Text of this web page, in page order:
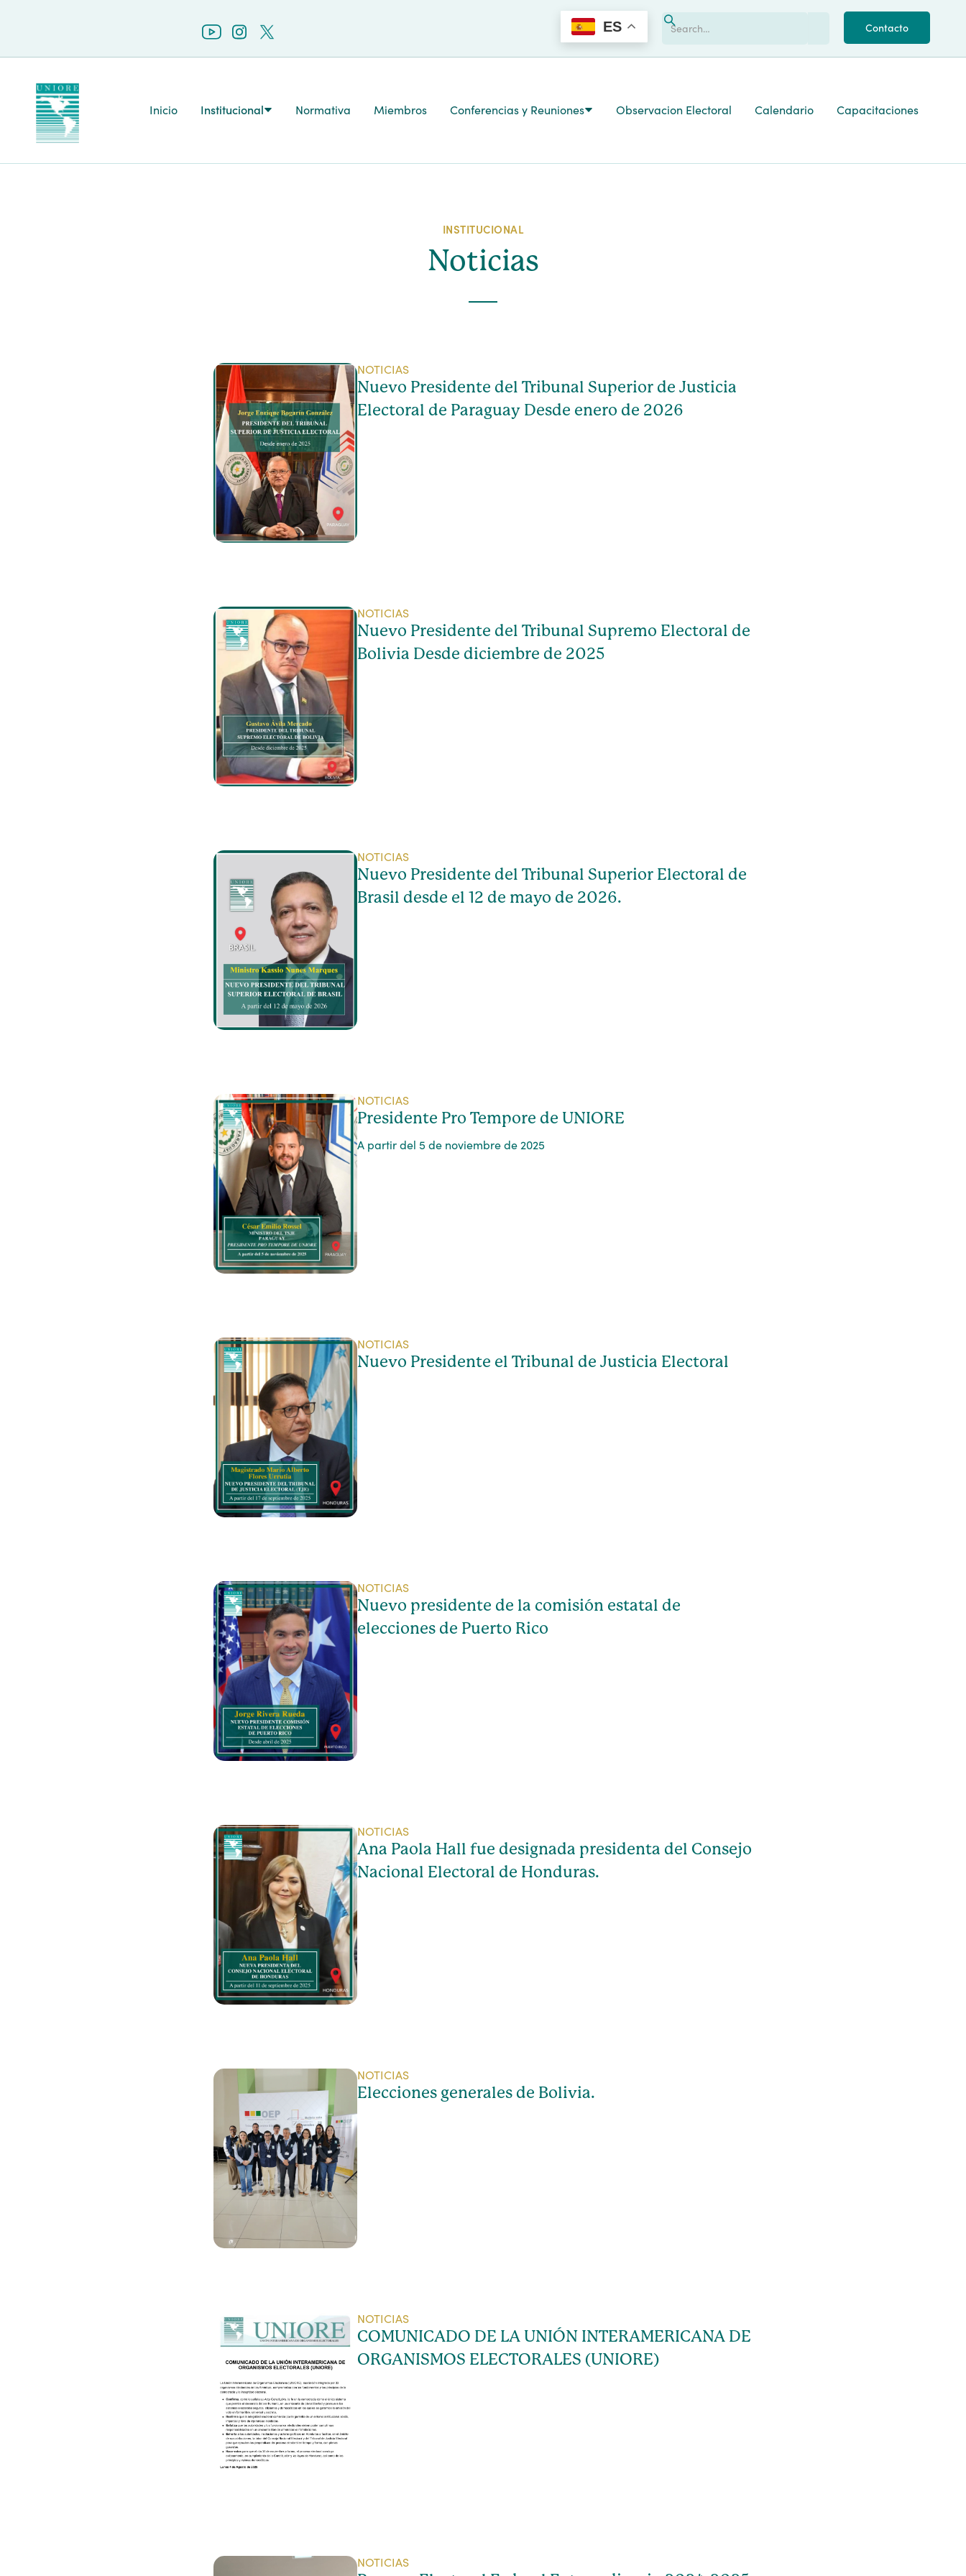
ES Contacto
Inicio Institucional Normativa Miembros Conferencias y Reuniones Observacion Electoral Calendario Capacitaciones
INSTITUCIONAL
Noticias
NOTICIAS
Nuevo Presidente del Tribunal Superior de Justicia
Electoral de Paraguay Desde enero de 2026
NOTICIAS
Nuevo Presidente del Tribunal Supremo Electoral de
Bolivia Desde diciembre de 2025
NOTICIAS
Nuevo Presidente del Tribunal Superior Electoral de
Brasil desde el 12 de mayo de 2026.
NOTICIAS
Presidente Pro Tempore de UNIORE
A partir del 5 de noviembre de 2025
NOTICIAS
Nuevo Presidente el Tribunal de Justicia Electoral
NOTICIAS
Nuevo presidente de la comisión estatal de
elecciones de Puerto Rico
NOTICIAS
Ana Paola Hall fue designada presidenta del Consejo
Nacional Electoral de Honduras.
NOTICIAS
Elecciones generales de Bolivia.
NOTICIAS
COMUNICADO DE LA UNIÓN INTERAMERICANA DE
ORGANISMOS ELECTORALES (UNIORE)
NOTICIAS